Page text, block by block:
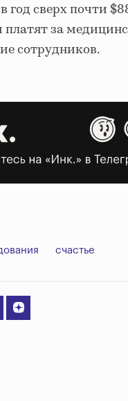
год сверх почти
за
сотрудников.
счастье